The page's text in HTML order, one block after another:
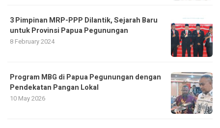
3 Pimpinan MRP-PPP Dilantik, Sejarah Baru
untuk Provinsi Papua Pegunungan
8 February 2024
Program MBG di Papua Pegunungan dengan
Pendekatan Pangan Lokal
10 May 2026